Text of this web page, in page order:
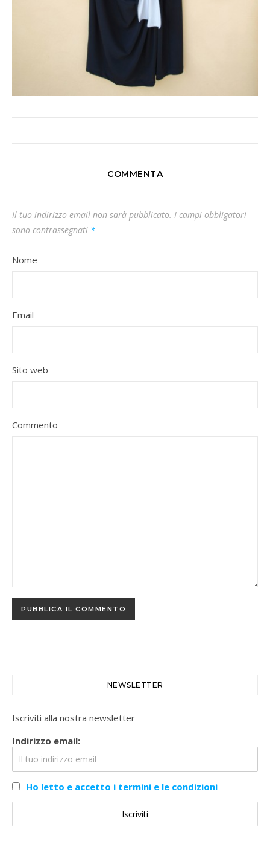
COMMENTA
Il tuo indirizzo email non sarà pubblicato. I campi obbligatori
sono contrassegnati *
Nome
Email
Sito web
Commento
NEWSLETTER
Iscriviti alla nostra newsletter
Indirizzo email:
Ho letto e accetto i termini e le condizioni